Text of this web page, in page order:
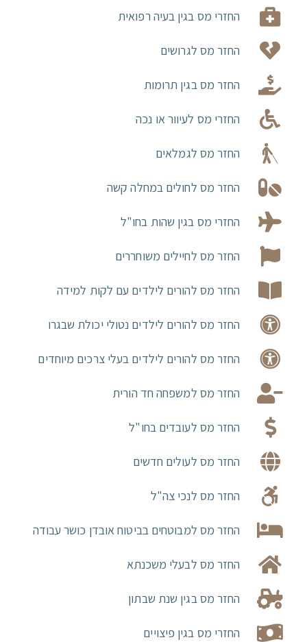
החזרי מס בגין בעיה רפואית
החזר מס לגרושים
החזר מס בגין תרומות
החזרי מס לעיוור או נכה
החזר מס לגמלאים
החזר מס לחולים במחלה קשה
החזרי מס בגין שהות בחו"ל
החזר מס לחיילים משוחררים
החזר מס להורים לילדים עם לקות למידה
החזר מס להורים לילדים נטולי יכולת שבגרו
החזר מס להורים לילדים בעלי צרכים מיוחדים
החזר מס למשפחה חד הורית
החזר מס לעובדים בחו"ל
החזר מס לעולים חדשים
החזר מס לנכי צה"ל
החזר מס למבוטחים בביטוח אובדן כושר עבודה
החזר מס לבעלי משכנתא
החזר מס בגין שנת שבתון
החזרי מס בגין פיצויים